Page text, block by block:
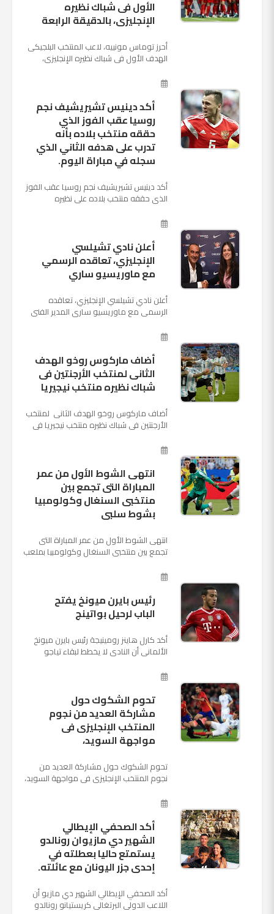
الأول فى شباك نظيره
الإنجليزى، بالدقيقة الرابعة
أحرز توماس مونييه، لاعب المنتخب البلجيكى
الهدف الأول فى شباك نظيره الإنجليزى،
بينهما حاليا على م...
أكد دينيس تشيريشيف نجم
روسيا عقب الفوز الذي
حققه منتخب بلاده بأنه
تدرب على هدفه الثاني الذي
سجله في مباراة اليوم.
أكد دينيس تشيريشيف نجم روسيا عقب الفوز
الذي حققه منتخب بلاده على نظيره
كأس العالم بأنه تدرب على هد...
أعلن نادي تشيلسي
الإنجليزي، تعاقده الرسمي
مع ماوريسيو ساري
أعلن نادي تشيلسي الإنجليزي، تعاقده
الرسمي مع ماوريسيو ساري المدير الفني
المقبل وخلافة أنطونيو كو...
أضاف ماركوس روخو الهدف
الثانى لمنتخب الأرجنتين فى
شباك نظيره منتخب نيجيريا
أضاف ماركوس روخو الهدف الثانى لمنتخب
الأرجنتين فى شباك نظيره منتخب نيجيريا فى
"كريستوفسك...
انتهى الشوط الأول من عمر
المباراة التى تجمع بين
منتخبى السنغال وكولومبيا
بشوط سلبى
انتهى الشوط الأول من عمر المباراة التى
تجمع بين منتخبى السنغال وكولومبيا بملعب
الثالثة والأ...
رئيس بايرن ميونخ يفتح
الباب لرحيل بواتينج
أكد كارل هاينز رومينيجة رئيس بايرن ميونخ
الألمانى أن النادى لا يخطط لبقاء تياجو
وأنه سيستم...
تحوم الشكوك حول
مشاركة العديد من نجوم
المنتخب الإنجليزى فى
مواجهة السويد،
تحوم الشكوك حول مشاركة العديد من
نجوم المنتخب الإنجليزى فى مواجهة السويد،
ملعب "كوزموس آ...
أكد الصحفي الإيطالي
الشهير دي مازيوان رونالدو
يستمتع حاليا بعطلته في
إحدى جزر اليونان مع عائلته.
أكد الصحفي الإيطالي الشهير دي مازيو أن
اللاعب الدولي البرتغالي كريستيانو رونالدو